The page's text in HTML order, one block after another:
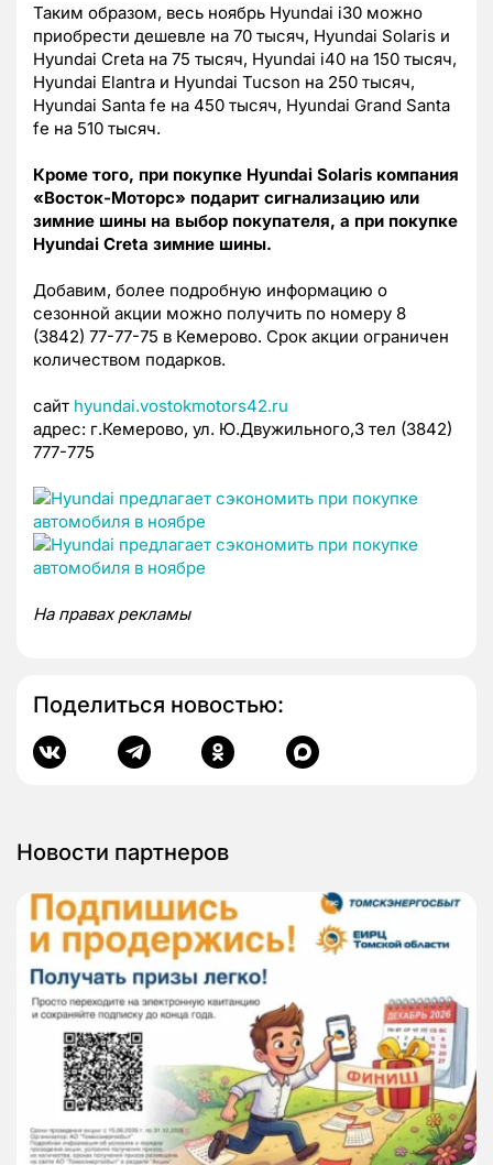
Таким образом, весь ноябрь Hyundai i30 можно
приобрести дешевле на 70 тысяч, Hyundai Solaris и
Hyundai Creta на 75 тысяч, Hyundai i40 на 150 тысяч,
Hyundai Elantra и Hyundai Tucson на 250 тысяч,
Hyundai Santa fe на 450 тысяч, Hyundai Grand Santa
fe на 510 тысяч.
Кроме того, при покупке Hyundai Solaris компания
«Восток-Моторс» подарит сигнализацию или
зимние шины на выбор покупателя, а при покупке
Hyundai Creta зимние шины.
Добавим, более подробную информацию о
сезонной акции можно получить по номеру 8
(3842) 77-77-75 в Кемерово. Срок акции ограничен
количеством подарков.
сайт hyundai.vostokmotors42.ru
адрес: г.Кемерово, ул. Ю.Двужильного,3 тел (3842)
777-775
На правах рекламы
Поделиться новостью:
Новости партнеров